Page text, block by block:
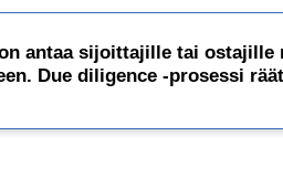
antaa sijoittajille tai
Due diligence -prosessi